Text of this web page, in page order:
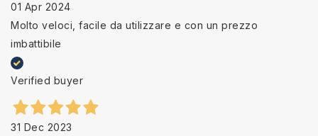
01 Apr 2024
Molto veloci, facile da utilizzare e con un prezzo
imbattibile
Verified buyer
31 Dec 2023